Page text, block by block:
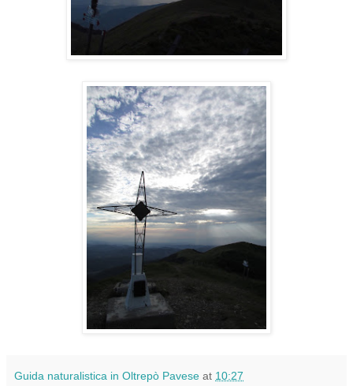
Guida naturalistica in Oltrepò Pavese at 10:27